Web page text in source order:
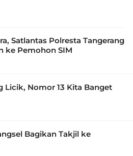
Satlantas Polresta Tangerang
ke Pemohon SIM
Licik, Nomor 13 Kita Banget
Bagikan Takjil ke